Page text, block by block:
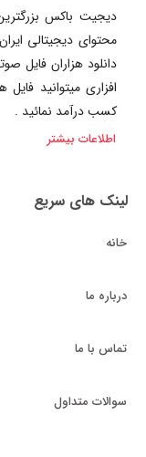
دیجیت باکس
محتوای دیجیتالی
دانلود هزاران فایل
افزاری میتوانید
کسب درآمد نمائید .
اطلاعات بیشتر
لینک های سریع
خانه
درباره ما
تماس با ما
سوالات متداول